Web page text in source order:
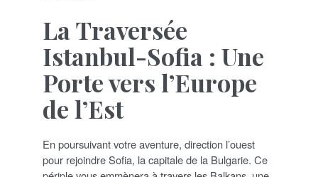
La Traversée
Istanbul-Sofia : Une
Porte vers l’Europe
de l’Est
En poursuivant votre aventure, direction l’ouest
pour rejoindre Sofia, la capitale de la Bulgarie. Ce